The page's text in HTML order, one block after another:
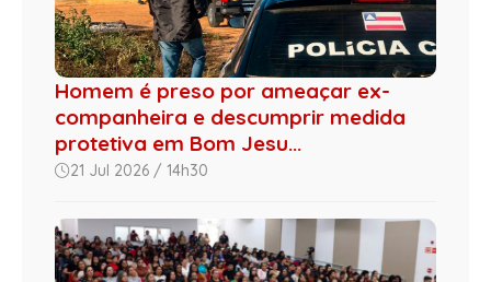
Homem é preso por ameaçar ex-
companheira e descumprir medida
protetiva em Bom Jesu...
21 Jul 2026 / 14h30